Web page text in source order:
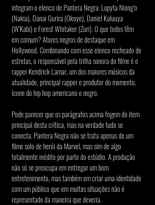
integram o elenco de Pantera Negra: Lupyta Niong’o
(Nakia), Danai Gurira (Okoye), Daniel Kaluuya
(W’Kabi) e Forest Whitaker (Zuri). O que todos têm
em comum? Atores negros de destaque em
Hollywood. Combinando com esse elenco recheado de
estrelas, o responsável pela trilha sonora do filme é o
rapper Kendrick Lamar, um dos maiores músicos da
atualidade, principal rapper e produtor do momento,
ícone do hip hop americano e negro.
Pode parecer que os parágrafos acima fogem do item
principal desta crítica, mas na verdade tudo se
conecta. Pantera Negra não se trata apenas de um
filme solo de herói da Marvel, mas sim de algo
totalmente inédito por parte do estúdio. A produção
não só se preocupa em entregar um bom
entretenimento, mas também em criar uma identidade
com um público que em muitas situações não é
representado da maneira que deveria.